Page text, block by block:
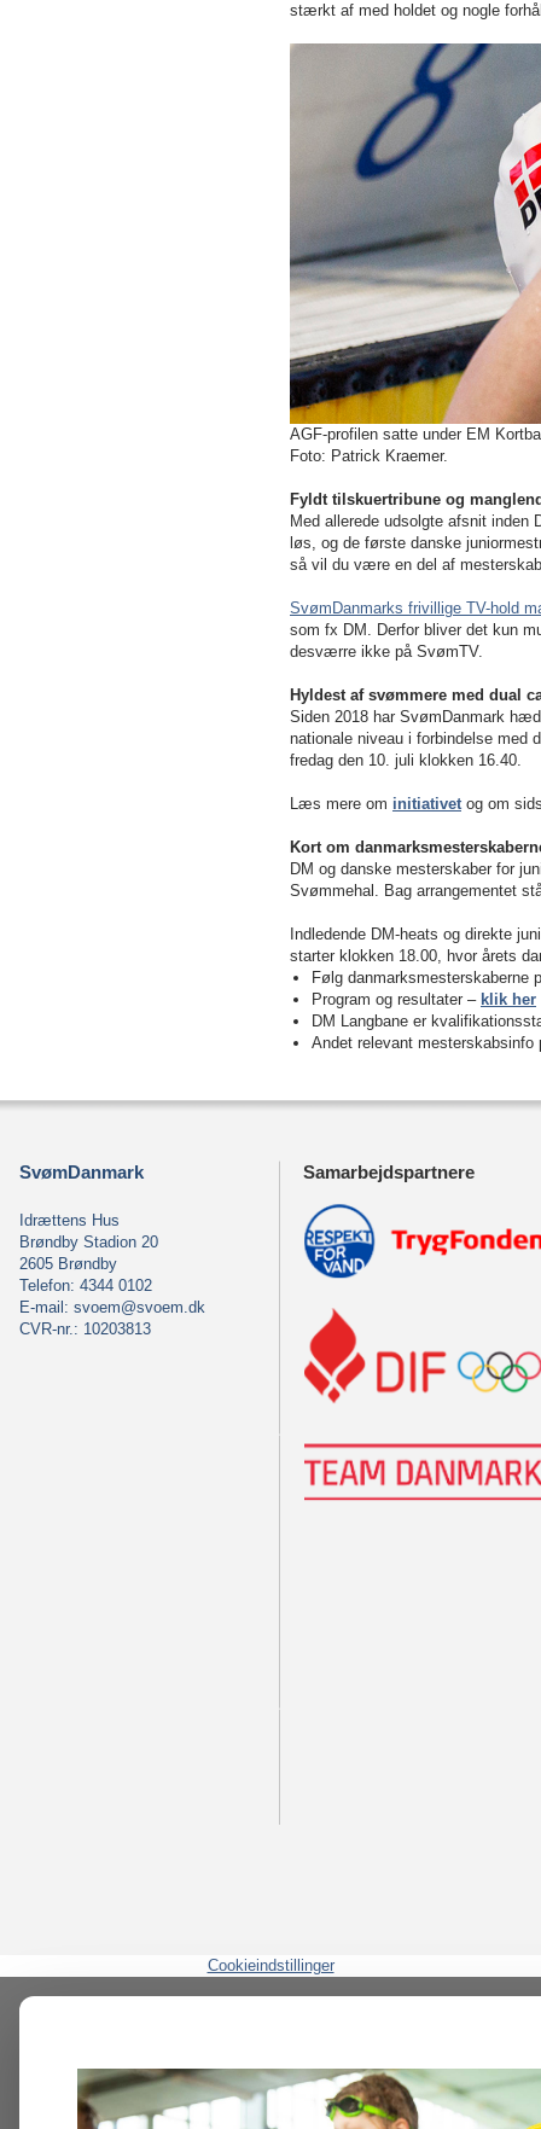
stærkt af med holdet og nogle
AGF-profilen satte under EM
Foto: Patrick Kraemer.
Fyldt tilskuertribune og
Med allerede udsolgte afsnit inden
løs, og de første danske
så vil du være en del af
SvømDanmarks frivillige TV-hold
som fx DM. Derfor bliver det kun
desværre ikke på SvømTV.
Hyldest af svømmere med dual
Siden 2018 har SvømDanmark
nationale niveau i forbindelse med
fredag den 10. juli klokken 16.40.
Læs mere om initiativetog om
Kort om
DM og danske mesterskaber for
Svømmehal. Bag arrangementet
Indledende DM-heats og direkte
starter klokken 18.00, hvor årets
Følg danmarksmesterskaberne
Program og resultater – klik her
DM Langbane er
Andet relevant mesterskabsinfo
SvømDanmark
Idrættens Hus
Brøndby Stadion 20
2605 Brøndby
Telefon: 4344 0102
E-mail: svoem@svoem.dk
CVR-nr.: 10203813
Samarbejdspartnere
Cookieindstillinger